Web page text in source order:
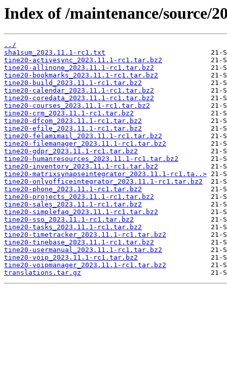
Index of /maintenance/source/
../
sha1sum_2023.11.1-rc1.txt
tine20-activesync_2023.11.1-rc1.tar.bz2
tine20-allinone_2023.11.1-rc1.tar.bz2
tine20-bookmarks_2023.11.1-rc1.tar.bz2
tine20-build_2023.11.1-rc1.tar.bz2
tine20-calendar_2023.11.1-rc1.tar.bz2
tine20-coredata_2023.11.1-rc1.tar.bz2
tine20-courses_2023.11.1-rc1.tar.bz2
tine20-crm_2023.11.1-rc1.tar.bz2
tine20-dfcom_2023.11.1-rc1.tar.bz2
tine20-efile_2023.11.1-rc1.tar.bz2
tine20-felamimail_2023.11.1-rc1.tar.bz2
tine20-filemanager_2023.11.1-rc1.tar.bz2
tine20-gdpr_2023.11.1-rc1.tar.bz2
tine20-humanresources_2023.11.1-rc1.tar.bz2
tine20-inventory_2023.11.1-rc1.tar.bz2
tine20-matrixsynapseintegrator_2023.11.1-rc1.ta..>
tine20-onlyofficeintegrator_2023.11.1-rc1.tar.bz2
tine20-phone_2023.11.1-rc1.tar.bz2
tine20-projects_2023.11.1-rc1.tar.bz2
tine20-sales_2023.11.1-rc1.tar.bz2
tine20-simplefaq_2023.11.1-rc1.tar.bz2
tine20-sso_2023.11.1-rc1.tar.bz2
tine20-tasks_2023.11.1-rc1.tar.bz2
tine20-timetracker_2023.11.1-rc1.tar.bz2
tine20-tinebase_2023.11.1-rc1.tar.bz2
tine20-usermanual_2023.11.1-rc1.tar.bz2
tine20-voip_2023.11.1-rc1.tar.bz2
tine20-voipmanager_2023.11.1-rc1.tar.bz2
translations.tar.gz